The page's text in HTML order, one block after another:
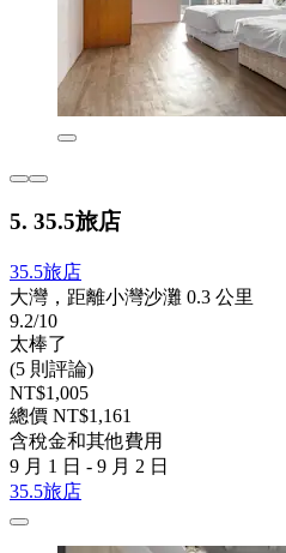
5. 35.5旅店
35.5旅店
大灣，距離小灣沙灘 0.3 公里
9.2/10
太棒了
(5 則評論)
NT$1,005
總價 NT$1,161
含稅金和其他費用
9 月 1 日 - 9 月 2 日
35.5旅店